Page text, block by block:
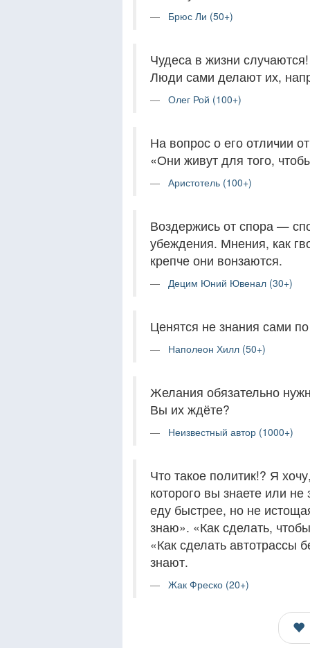
Брюс Ли (50+)
Чудеса в жизни
Люди сами делают их,
Олег Рой (100+)
На вопрос о его отличии
«Они живут для того,
Аристотель (100+)
Воздержись от спора —
убеждения. Мнения, как
крепче они вонзаются.
Децим Юний Ювенал (30+)
Ценятся не знания сами
Наполеон Хилл (50+)
Желания обязательно
Вы их ждёте?
Неизвестный автор (1000+)
Что такое политик!? Я
которого вы знаете или
еду быстрее, но не
знаю». «Как сделать,
«Как сделать автотрассы
знают.
Жак Фреско (20+)